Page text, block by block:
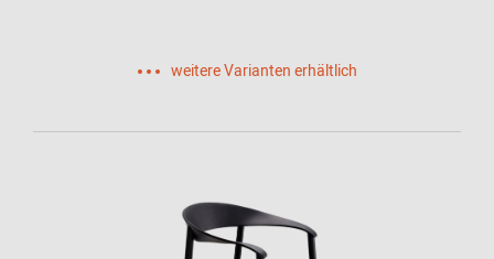
weitere Varianten erhältlich